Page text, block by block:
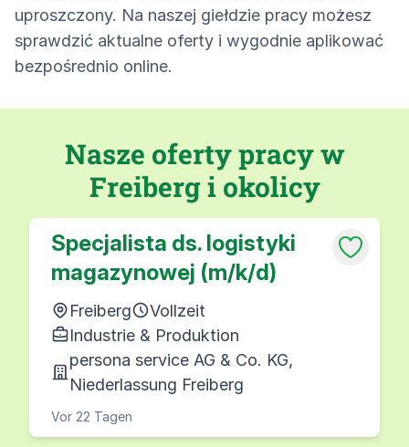
uproszczony. Na naszej giełdzie pracy możesz
sprawdzić aktualne oferty i wygodnie aplikować
bezpośrednio online.
Nasze oferty pracy w
Freiberg i okolicy
Specjalista ds. logistyki
magazynowej (m/k/d)
Freiberg
Vollzeit
Industrie & Produktion
persona service AG & Co. KG,
Niederlassung Freiberg
Vor 22 Tagen